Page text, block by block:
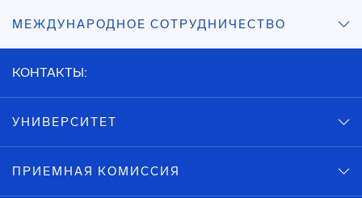
МЕЖДУНАРОДНОЕ СОТРУДНИЧЕСТВО
КОНТАКТЫ:
УНИВЕРСИТЕТ
ПРИЕМНАЯ КОМИССИЯ